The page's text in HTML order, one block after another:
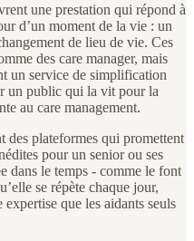
une prestation qui répond à
d’un moment de la vie : un
de lieu de vie. Ces
des care manager, mais
un service de simplification
un public qui la vit pour la
au care management.
des plateformes qui promettent
pour un senior ou ses
dans le temps - comme le font
se répète chaque jour,
que les aidants seuls